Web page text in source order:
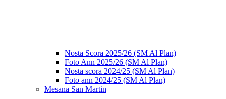
Nosta Scora 2025/26 (SM Al Plan)
Foto Ann 2025/26 (SM Al Plan)
Nosta scora 2024/25 (SM Al Plan)
Foto ann 2024/25 (SM Al Plan)
Mesana San Martin